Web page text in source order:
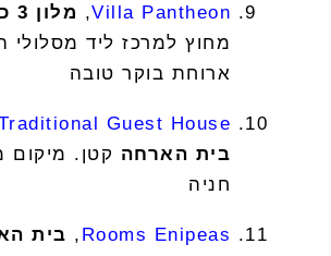
Villa Pantheon
, מלון 3 כוכבים
מחוץ למרכז ליד מסלולי
ארוחת בוקר טובה
Guest House
בית הארחה קטן. מיקום
חניה
Rooms Enipeas
, בית